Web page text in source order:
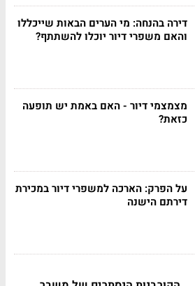
דירה בהנחה: מי הערים הבאות שייכללו
והאם משפרי דיור יוכלו להשתתף?
מצמצמי דיור - האם באמת יש תופעה
כזאת?
על הפרק: הארכה למשפרי דיור במכירת
דירתם הישנה